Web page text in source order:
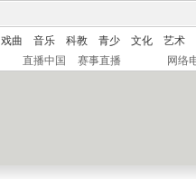
戏曲 音乐 科教 青少 文化
艺术
直播中国 赛事直播 网络